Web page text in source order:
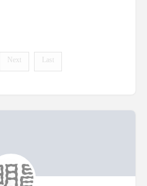
3.引入第三方类 laravel,没有
Next Last